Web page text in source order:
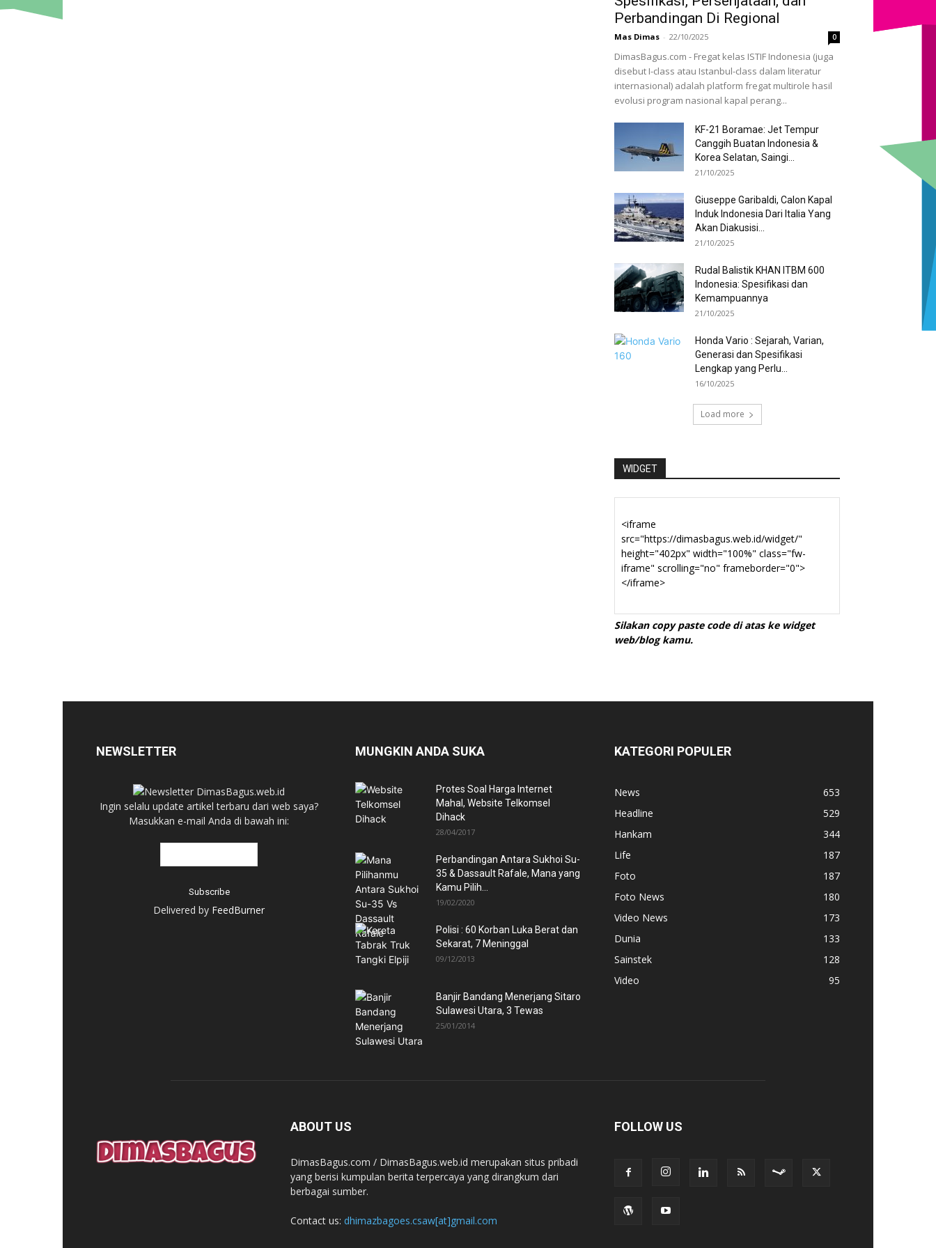
Perbandingan Di Regional
Mas Dimas - 22/10/2025 0
DimasBagus.com - Fregat kelas ISTIF Indonesia (juga
disebut I-class atau Istanbul-class dalam literatur
internasional) adalah platform fregat multirole hasil
evolusi program nasional kapal perang...
KF-21 Boramae: Jet Tempur
Canggih Buatan Indonesia &
Korea Selatan, Saingi...
21/10/2025
Giuseppe Garibaldi, Calon Kapal
Induk Indonesia Dari Italia Yang
Akan Diakusisi...
21/10/2025
Rudal Balistik KHAN ITBM 600
Indonesia: Spesifikasi dan
Kemampuannya
21/10/2025
Honda Vario : Sejarah, Varian,
Generasi dan Spesifikasi
Lengkap yang Perlu...
16/10/2025
Load more
WIDGET
Silakan copy paste code di atas ke widget
web/blog kamu.
NEWSLETTER
Ingin selalu update artikel terbaru dari web saya?
Masukkan e-mail Anda di bawah ini:
Delivered by FeedBurner
MUNGKIN ANDA SUKA
Protes Soal Harga Internet
Mahal, Website Telkomsel
Dihack
28/04/2017
Perbandingan Antara Sukhoi Su-
35 & Dassault Rafale, Mana yang
Kamu Pilih...
19/02/2020
Polisi : 60 Korban Luka Berat dan
Sekarat, 7 Meninggal
09/12/2013
Banjir Bandang Menerjang Sitaro
Sulawesi Utara, 3 Tewas
25/01/2014
KATEGORI POPULER
News
653
Headline
529
Hankam
344
Life
187
Foto
187
Foto News
180
Video News
173
Dunia
133
Sainstek
128
Video
95
ABOUT US
DimasBagus.com / DimasBagus.web.id merupakan situs pribadi
yang berisi kumpulan berita terpercaya yang dirangkum dari
berbagai sumber.
Contact us: dhimazbagoes.csaw[at]gmail.com
FOLLOW US